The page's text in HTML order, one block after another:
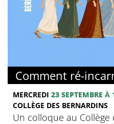
Comment ré-
MERCREDI 23 SEPTEMBRE À
COLLÈGE DES BERNARDINS
Un colloque au